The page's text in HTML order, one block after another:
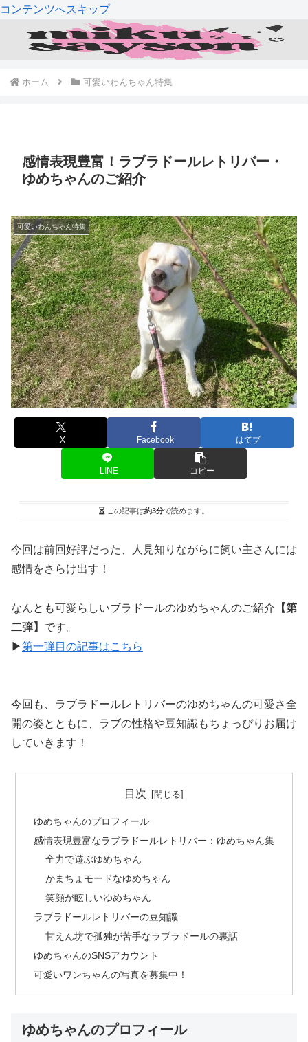
コンテンツへスキップ
ホーム 可愛いわんちゃん特集
感情表現豊富！ラブラドールレトリバー・
ゆめちゃんのご紹介
可愛いわんちゃん特集
X Facebook はてブ
LINE コピー
この記事は約3分で読めます。
今回は前回好評だった、人見知りながらに飼い主さんには
感情をさらけ出す！
なんとも可愛らしいブラドールのゆめちゃんのご紹介 【第
二弾】 です。
▶︎第一弾目の記事はこちら
今回も、ラブラドールレトリバーのゆめちゃんの可愛さ全
開の姿とともに、ラブの性格や豆知識もちょっぴりお届け
していきます！
目次
ゆめちゃんのプロフィール
感情表現豊富なラブラドールレトリバー：ゆめちゃん集
全力で遊ぶゆめちゃん
かまちょモードなゆめちゃん
笑顔が眩しいゆめちゃん
ラブラドールレトリバーの豆知識
甘えん坊で孤独が苦手なラブラドールの裏話
ゆめちゃんのSNSアカウント
可愛いワンちゃんの写真を募集中！
ゆめちゃんのプロフィール